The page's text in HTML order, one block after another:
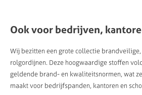
Ook voor bedrijven,
Wij bezitten een grote collectie
rolgordijnen. Deze hoogwaardige stoffen
geldende brand- en kwaliteitsnormen, wat
maakt voor bedrijfspanden, kantoren en